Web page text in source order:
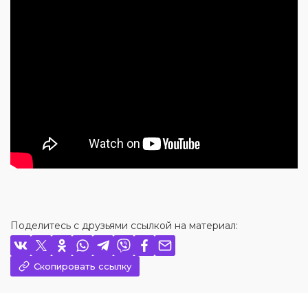
Поделитесь с друзьями ссылкой на материал:
Скопировать ссылку